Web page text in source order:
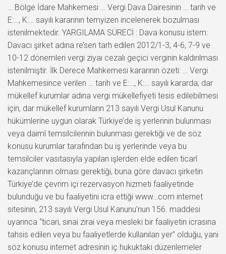
… Bölge İdare Mahkemesi … Vergi Dava Dairesinin … tarih ve
E:…, K:… sayılı kararının temyizen incelenerek bozulması
istenilmektedir. YARGILAMA SÜRECİ : Dava konusu istem:
Davacı şirket adına re’sen tarh edilen 2012/1-3, 4-6, 7-9 ve
10-12 dönemleri vergi ziyaı cezalı geçici verginin kaldırılması
istenilmiştir. İlk Derece Mahkemesi kararının özeti: … Vergi
Mahkemesince verilen … tarih ve E:…, K:… sayılı kararda; dar
mükellef kurumlar adına vergi mükellefiyeti tesis edilebilmesi
için, dar mükellef kurumların 213 sayılı Vergi Usul Kanunu
hükümlerine uygun olarak Türkiye’de iş yerlerinin bulunması
veya daimî temsilcilerinin bulunması gerektiği ve de söz
konusu kurumlar tarafından bu iş yerlerinde veya bu
temsilciler vasıtasıyla yapılan işlerden elde edilen ticarî
kazançlarının olması gerektiği, buna göre davacı şirketin
Türkiye’de çevrim içi rezervasyon hizmeti faaliyetinde
bulunduğu ve bu faaliyetini icra ettiği www…com internet
sitesinin, 213 sayılı Vergi Usul Kanunu’nun 156. maddesi
uyarınca “ticari, sınai zirai veya mesleki bir faaliyetin icrasına
tahsis edilen veya bu faaliyetlerde kullanılan yer” olduğu, yani
söz konusu internet adresinin iç hukuktaki düzenlemeler